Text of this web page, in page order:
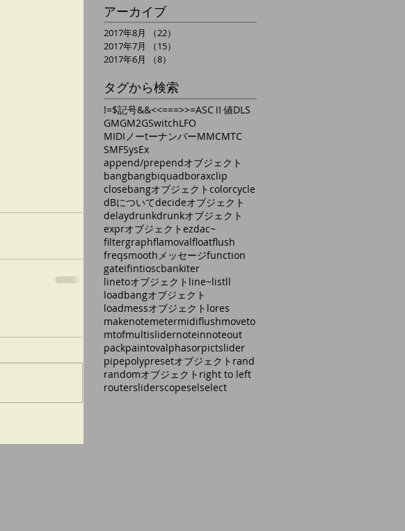
アーカイブ
2017年8月 （22）
2017年7月
（15）
2017年6月
（8）
タグから検索
!=$記号&&<<===>>=ASCⅡ値DLS
GMGM2GSwitchLFO
MIDIノーtーナンバーMMCMTC
SMFSysEx
append/prependオブジェクト
bangbangbiquadboraxclip
closebangオブジェクトcolorcycle
dBについてdecideオブジェクト
delaydrunkdrunkオブジェクト
exprオブジェクトezdac~
filtergraphflamovalfloatflush
freqsmoothメッセージfunction
gateifintioscbankiter
linetoオブジェクト line~listll
loadbangオブジェクト
loadmessオブジェクト lores
makenotemetermidiflushmoveto
mtofmultislidernoteinnoteout
packpaintovalphasorpictslider
pipepolypresetオブジェクト rand
randomオブジェクト right to left
routersliderscopeselselect